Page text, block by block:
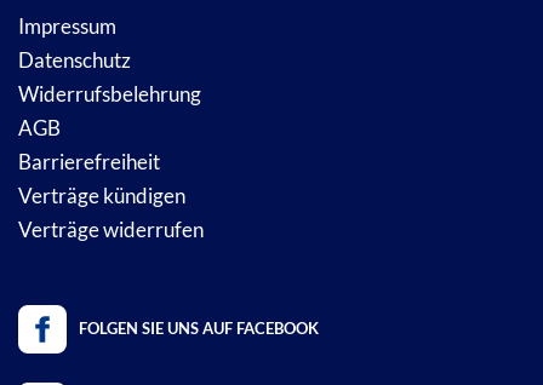
Impressum
Datenschutz
Widerrufsbelehrung
AGB
Barrierefreiheit
Verträge kündigen
Verträge widerrufen
FOLGEN SIE UNS AUF FACEBOOK